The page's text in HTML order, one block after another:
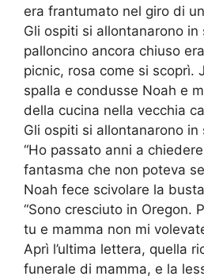
era frantumato nel giro di
Gli ospiti si allontanarono in
palloncino ancora chiuso
picnic, rosa come si scoprì.
spalla e condusse Noah e
della cucina nella vecchia
Gli ospiti si allontanarono in
“Ho passato anni a
fantasma che non poteva
Noah fece scivolare la
“Sono cresciuto in Oregon.
tu e mamma non mi
Aprì l’ultima lettera, quella
funerale di mamma, e la